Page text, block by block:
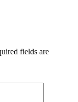
fields are